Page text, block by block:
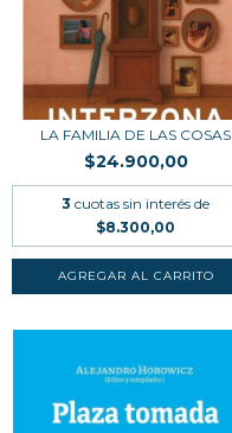
LA FAMILIA DE LAS COSAS
$24.900,00
3 cuotas sin interés de
$8.300,00